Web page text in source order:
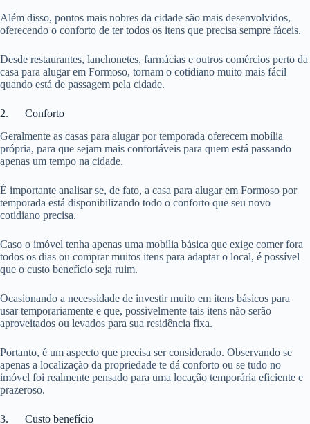
Além disso, pontos mais nobres da cidade são mais desenvolvidos,
oferecendo o conforto de ter todos os itens que precisa sempre fáceis.
Desde restaurantes, lanchonetes, farmácias e outros comércios perto da
casa para alugar em Formoso, tornam o cotidiano muito mais fácil
quando está de passagem pela cidade.
2. Conforto
Geralmente as casas para alugar por temporada oferecem mobília
própria, para que sejam mais confortáveis para quem está passando
apenas um tempo na cidade.
É importante analisar se, de fato, a casa para alugar em Formoso por
temporada está disponibilizando todo o conforto que seu novo
cotidiano precisa.
Caso o imóvel tenha apenas uma mobília básica que exige comer fora
todos os dias ou comprar muitos itens para adaptar o local, é possível
que o custo benefício seja ruim.
Ocasionando a necessidade de investir muito em itens básicos para
usar temporariamente e que, possivelmente tais itens não serão
aproveitados ou levados para sua residência fixa.
Portanto, é um aspecto que precisa ser considerado. Observando se
apenas a localização da propriedade te dá conforto ou se tudo no
imóvel foi realmente pensado para uma locação temporária eficiente e
prazeroso.
3. Custo benefício